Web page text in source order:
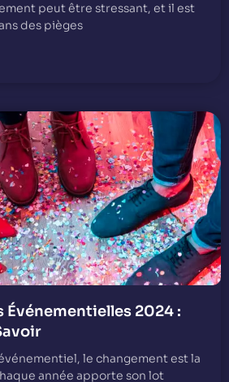
peut être stressant, et il est
des pièges
Événementielles 2024 :
le changement est la
année apporte son lot